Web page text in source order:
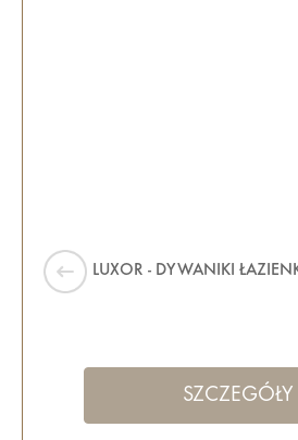
LUXOR - DYWANIKI
SZCZEGÓŁY